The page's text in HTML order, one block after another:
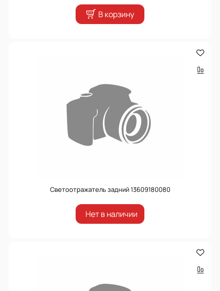
В корзину
Светоотражатель задний 13609180080
Нет в наличии